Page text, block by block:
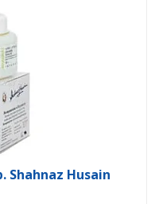
Shahnaz Husain